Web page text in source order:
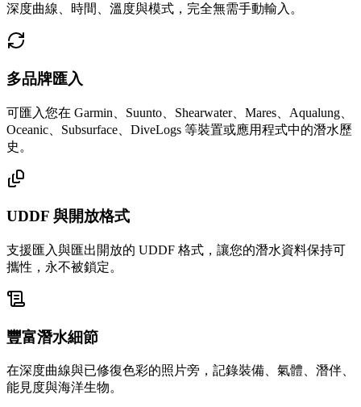
深度曲線、時間、溫度與模式，完全無需手動輸入。
多品牌匯入
可匯入您在 Garmin、Suunto、Shearwater、Mares、Aqualung、
Oceanic、Subsurface、DiveLogs 等裝置或應用程式中的潛水歷
史。
UDDF 與開放格式
支援匯入與匯出開放的 UDDF 格式，讓您的潛水資料保持可
攜性，永不被鎖定。
豐富潛水細節
在深度曲線與已修復色彩的照片旁，記錄裝備、氣體、潛伴、
能見度與海洋生物。